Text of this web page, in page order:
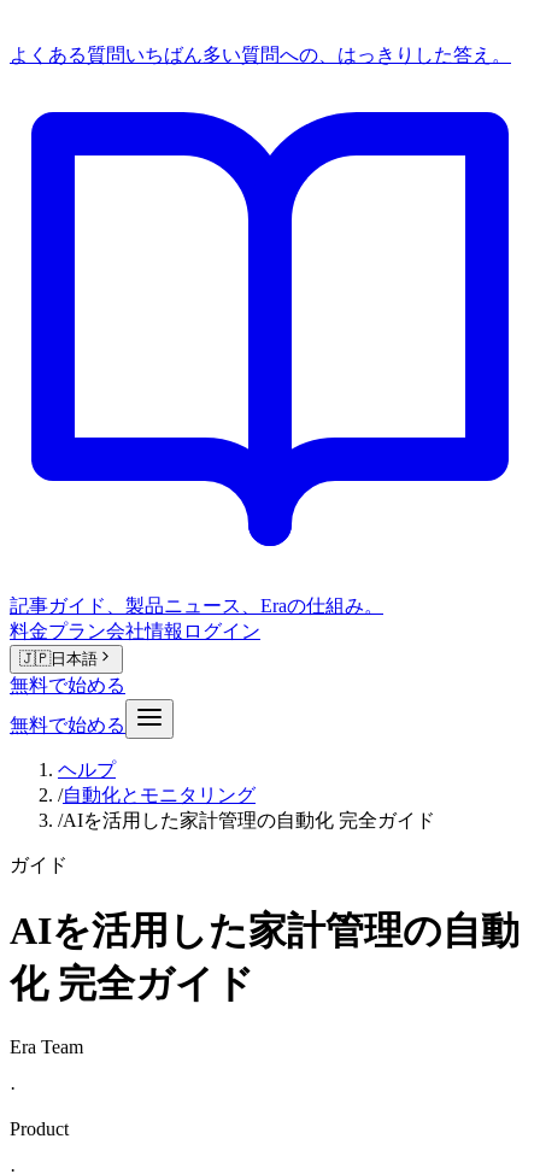
よくある質問いちばん多い質問への、はっきりした答え。
記事ガイド、製品ニュース、Eraの仕組み。
料金プラン会社情報 ログイン
🇯🇵日本語
無料で始める
無料で始める
ヘルプ
/自動化とモニタリング
/AIを活用した家計管理の自動化 完全ガイド
ガイド
AIを活用した家計管理の自動
化 完全ガイド
Era Team
·
Product